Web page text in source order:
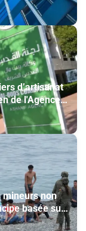
d’artisanat
de l'Agence
mineurs non
basée sur
diplomatique)